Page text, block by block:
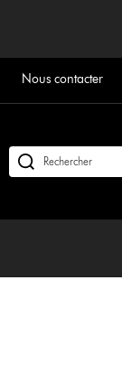
Nous contacter
Rechercher